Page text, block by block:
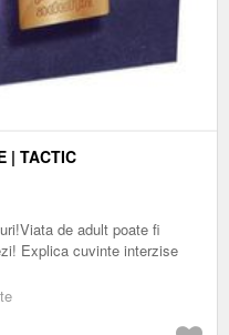
| TACTIC
de adult poate fi
Explica cuvinte interzise